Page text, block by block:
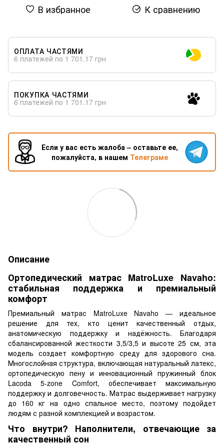
В избранное К сравнению
ОПЛАТА ЧАСТЯМИ
6 платежей по 1 701.17 грн
ПОКУПКА ЧАСТЯМИ
6 платежей по 1 701.17 грн
Если у вас есть жалоба – оставьте ее,
пожалуйста, в нашем Телеграме
Описание
Ортопедический матрас MatroLuxe Navaho:
стабильная поддержка и премиальный
комфорт
Премиальный матрас MatroLuxe Navaho — идеальное
решение для тех, кто ценит качественный отдых,
анатомическую поддержку и надёжность. Благодаря
сбалансированной жесткости 3,5/3,5 и высоте 25 см, эта
модель создает комфортную среду для здорового сна.
Многослойная структура, включающая натуральный латекс,
ортопедическую пену и инновационный пружинный блок
Lacoda 5-zone Comfort, обеспечивает максимальную
поддержку и долговечность. Матрас выдерживает нагрузку
до 160 кг на одно спальное место, поэтому подойдет
людям с разной комплекцией и возрастом.
Что внутри? Наполнители, отвечающие за
качественный сон